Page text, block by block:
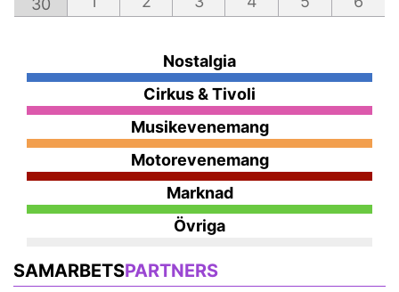
30
Nostalgia
Cirkus & Tivoli
Musikevenemang
Motorevenemang
Marknad
Övriga
SAMARBETSPARTNERS